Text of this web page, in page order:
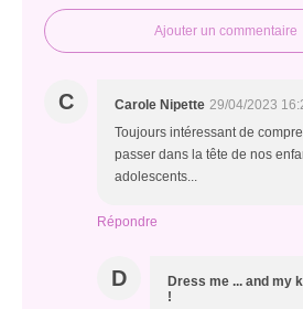
Ajouter un commentaire
C Carole Nipette 29/04/2023
Toujours intéressant de
passer dans la tête de nos
adolescents...
Répondre
D
Dress me ... and my
!